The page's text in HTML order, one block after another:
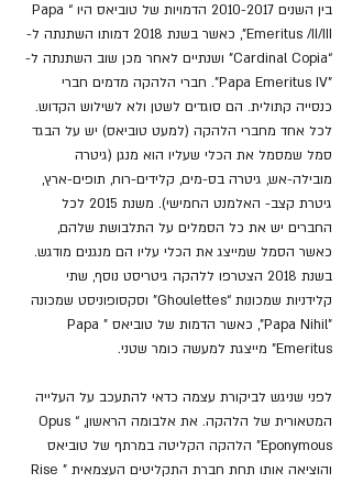
בין השנים 2010-2017 הדמויות של טוביאס היו “Papa
Emeritus /II/III”, כאשר בשנת 2018 דמותו השתנתה ל-
“Cardinal Copia” ושנתיים לאחר מכן שוב השתנתה ל-
"Papa Emeritus IV". חברי הלהקה מדמים חברי
כנסייה קתולית. הם סוגדים לשטן ולא לשילוש הקדוש.
לכל אחד מחברי הלהקה (למעט טוביאס) יש על הבגד
סמל שמסמל את הכלי שעליו הוא מנגן (גיטרה
מובילה-אש, גיטרה בס-מים, קלידים-רוח, תופים-ארץ,
גיטרת קצב- האלמנט החמישי). משנת 2015 לכל
החברים יש את כל הסמלים על התלבושת שלהם,
כאשר הסמל שמייצג את הכלי עליו הם מנגנים מודגש.
בשנת 2018 הצטרפו ללהקה גיטריסט נוסף, שתי
קלידניות שמכונות “Ghoulettes" וסקסופוניסט שמכונה
"Papa Nihil", כאשר הדמות של טוביאס ”Papa
Emeritus" מייצגת למעשה כומר שטני.
לפני שניגש לביקורת עצמה כדאי להתעכב על העלייה
המטאורית של הלהקה. את אלבומה הראשון, “Opus
Eponymous” הלהקה הקליטה במרתף של טוביאס
והוציאה אותו תחת חברת התקליטים העצמאית "Rise